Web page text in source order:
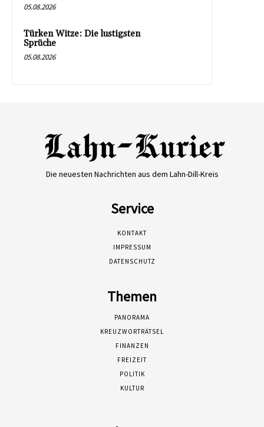
05.08.2026
Türken Witze: Die lustigsten
Sprüche
05.08.2026
Die neuesten Nachrichten aus dem Lahn-Dill-Kreis
Service
KONTAKT
IMPRESSUM
DATENSCHUTZ
Themen
PANORAMA
KREUZWORTRÄTSEL
FINANZEN
FREIZEIT
POLITIK
KULTUR